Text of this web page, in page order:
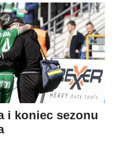
i koniec sezonu